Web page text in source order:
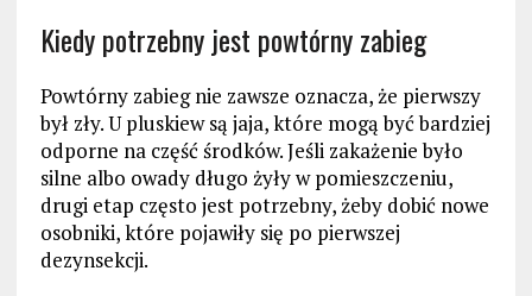
Kiedy potrzebny jest powtórny zabieg
Powtórny zabieg nie zawsze oznacza, że pierwszy
był zły. U pluskiew są jaja, które mogą być bardziej
odporne na część środków. Jeśli zakażenie było
silne albo owady długo żyły w pomieszczeniu,
drugi etap często jest potrzebny, żeby dobić nowe
osobniki, które pojawiły się po pierwszej
dezynsekcji.